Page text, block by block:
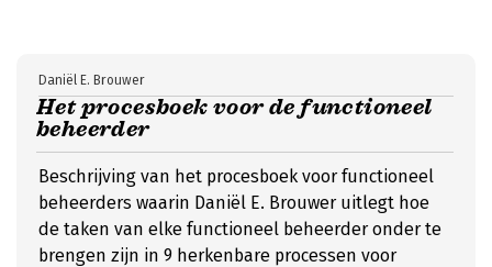
Het procesboek voor de functioneel
beheerder
Daniël E. Brouwer
Beschrijving van het procesboek voor functioneel
beheerders waarin Daniël E. Brouwer uitlegt hoe
de taken van elke functioneel beheerder onder te
brengen zijn in 9 herkenbare processen voor